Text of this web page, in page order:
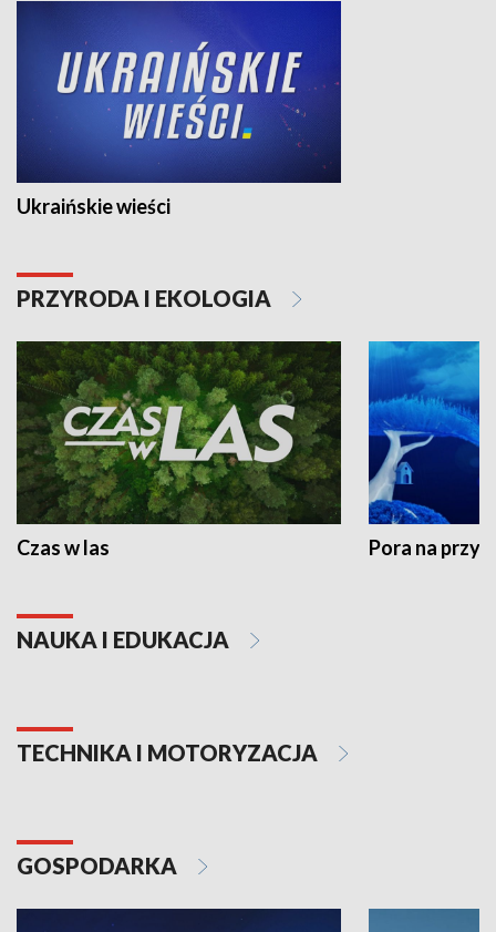
Ukraińskie wieści
PRZYRODA I EKOLOGIA
Czas w las Pora na
NAUKA I EDUKACJA
TECHNIKA I MOTORYZACJA
GOSPODARKA